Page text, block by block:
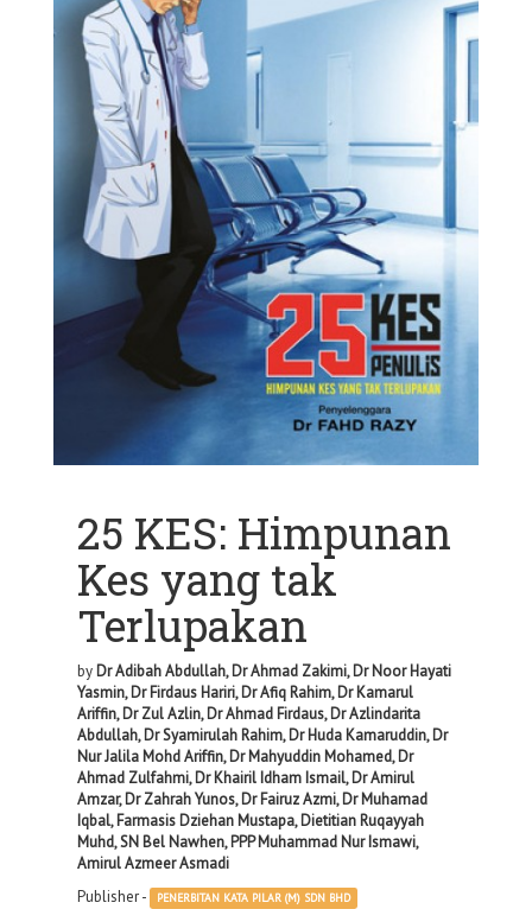
25 KES: Himpunan
Kes yang tak
Terlupakan
byDr Adibah Abdullah, Dr Ahmad Zakimi, Dr Noor Hayati
Yasmin, Dr Firdaus Hariri, Dr Afiq Rahim, Dr Kamarul
Ariffin, Dr Zul Azlin, Dr Ahmad Firdaus, Dr Azlindarita
Abdullah, Dr Syamirulah Rahim, Dr Huda Kamaruddin, Dr
Nur Jalila Mohd Ariffin, Dr Mahyuddin Mohamed, Dr
Ahmad Zulfahmi, Dr Khairil Idham Ismail, Dr Amirul
Amzar, Dr Zahrah Yunos, Dr Fairuz Azmi, Dr Muhamad
Iqbal, Farmasis Dziehan Mustapa, Dietitian Ruqayyah
Muhd, SN Bel Nawhen, PPP Muhammad Nur Ismawi,
Amirul Azmeer Asmadi
Publisher -
PENERBITAN KATA PILAR (M) SDN BHD